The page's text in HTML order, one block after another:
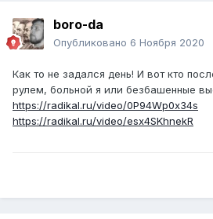
boro-da
Опубликовано 6 Ноября 2020
Как то не задался день! И вот кто
рулем, больной я или безбашенные
https://radikal.ru/video/0P94Wp0x34s
https://radikal.ru/video/esx4SKhnekR